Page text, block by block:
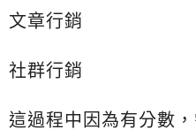
文章行銷
社群行銷
這過程中因為有分數